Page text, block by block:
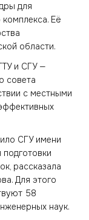
для
Её
области.
и СГУ —
совета
с местными
СГУ имени
рассказала
Для этого
58
наук.